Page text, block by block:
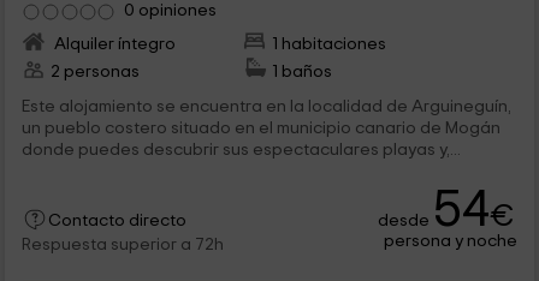
0 opiniones
Alquiler íntegro
1 habitaciones
2 personas
1 baños
Este alojamiento se encuentra en la localidad de Arguineguín,
un pueblo costero situado en el municipio canario de Mogán
donde puedes descubrir sus espectaculares playas y,...
Contacto directo
Respuesta superior a 72h
desde 54€
persona y noche